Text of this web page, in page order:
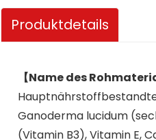
Produktdetails
【Name des
Ganoderma lucidum
(Vitamin B3), Vitamin E,